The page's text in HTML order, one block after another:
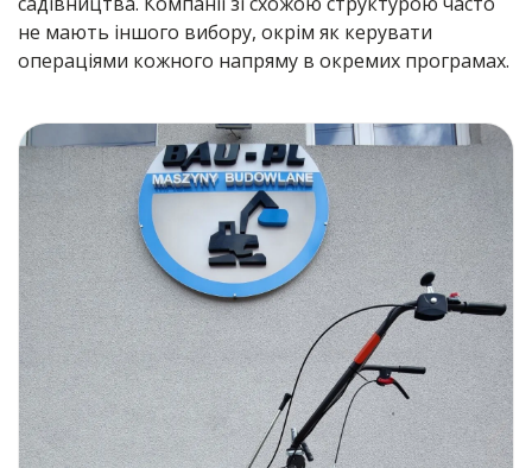
не мають іншого вибору, окрім як керувати
операціями кожного напряму в окремих програмах.